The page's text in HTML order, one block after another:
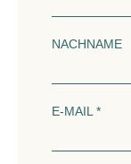
NACHNAME
E-MAIL *